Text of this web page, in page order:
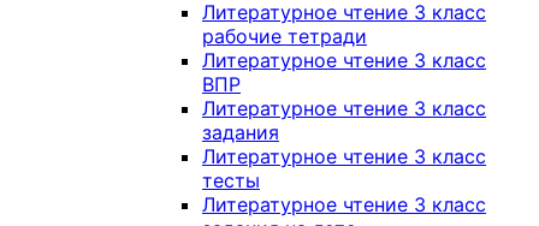
Литературное чтение 3 класс
рабочие тетради
Литературное чтение 3 класс
ВПР
Литературное чтение 3 класс
задания
Литературное чтение 3 класс
тесты
Литературное чтение 3 класс